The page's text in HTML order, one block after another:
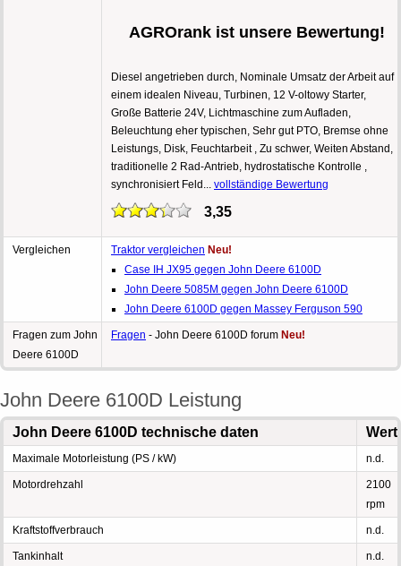
AGROrank ist unsere Bewertung!
Diesel angetrieben durch, Nominale Umsatz der Arbeit auf
einem idealen Niveau, Turbinen, 12 V-oltowy Starter,
Große Batterie 24V, Lichtmaschine zum Aufladen,
Beleuchtung eher typischen, Sehr gut PTO, Bremse ohne
Leistungs, Disk, Feuchtarbeit , Zu schwer, Weiten Abstand,
traditionelle 2 Rad-Antrieb, hydrostatische Kontrolle ,
synchronisiert Feld... vollständige Bewertung
3,35
Vergleichen Traktor vergleichen Neu!
Case IH JX95 gegen John Deere 6100D
John Deere 5085M gegen John Deere 6100D
John Deere 6100D gegen Massey Ferguson 590
Fragen zum John
Deere 6100D
Fragen - John Deere 6100D forum Neu!
John Deere 6100D Leistung
John Deere 6100D technische daten Wert
Maximale Motorleistung (PS / kW) n.d.
Motordrehzahl
2100
rpm
Kraftstoffverbrauch n.d.
Tankinhalt n.d.